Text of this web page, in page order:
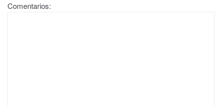
Comentarios: